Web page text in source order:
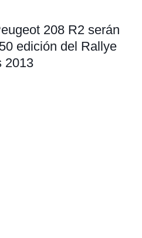
208 R2 serán
edición del Rallye
2013